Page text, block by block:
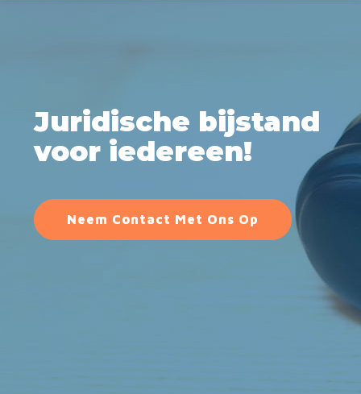
Juridische bijstand
voor iedereen!
Neem Contact Met Ons Op